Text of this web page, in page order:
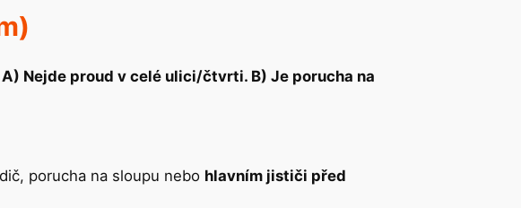
Nejde proud v celé ulici/čtvrti. B) Je porucha na
porucha na sloupu nebo hlavním jističi před